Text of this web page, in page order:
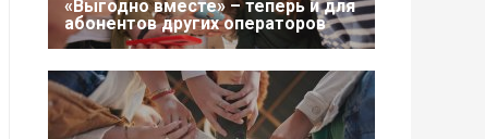
«Выгодно вместе» – теперь и для
абонентов других операторов